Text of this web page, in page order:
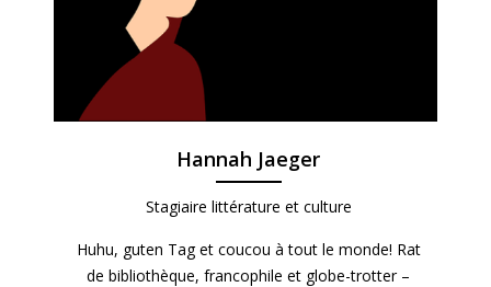
Hannah Jaeger
Stagiaire littérature et culture
Huhu, guten Tag et coucou à tout le monde! Rat
de bibliothèque, francophile et globe-trotter –